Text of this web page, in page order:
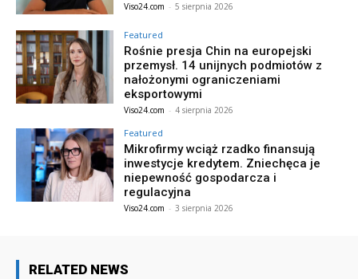
Viso24.com - 5 sierpnia 2026
Featured
Rośnie presja Chin na europejski
przemysł. 14 unijnych podmiotów z
nałożonymi ograniczeniami
eksportowymi
Viso24.com - 4 sierpnia 2026
Featured
Mikrofirmy wciąż rzadko finansują
inwestycje kredytem. Zniechęca je
niepewność gospodarcza i
regulacyjna
Viso24.com - 3 sierpnia 2026
RELATED NEWS